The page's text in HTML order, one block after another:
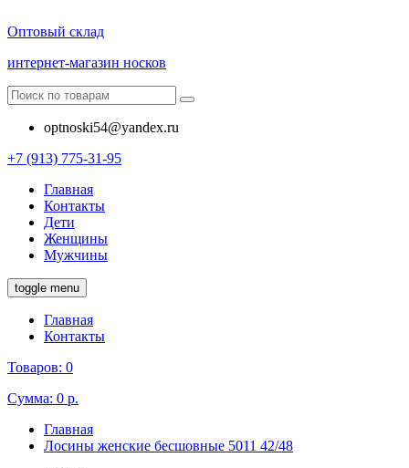
Оптовый склад
интернет-магазин носков
optnoski54@yandex.ru
+7 (913) 775-31-95
Главная
Контакты
Дети
Женщины
Мужчины
toggle menu
Главная
Контакты
Товаров: 0
Сумма: 0 р.
Главная
Лосины женские бесшовные 5011 42/48